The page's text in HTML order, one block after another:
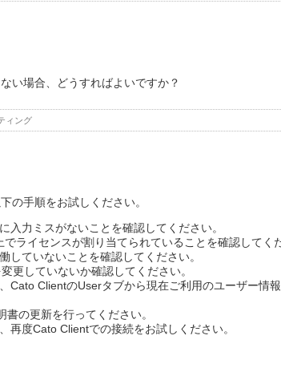
い場合、どうすればよいですか？
ィング
の手順をお試しください。
入力ミスがないことを確認してください。
ライセンスが割り当てられていることを確認してく
していないことを確認してください。
更していないか確認してください。
Cato ClientのUserタブから現在ご利用のユーザー情
の更新を行ってください。
再度Cato Clientでの接続をお試しください。